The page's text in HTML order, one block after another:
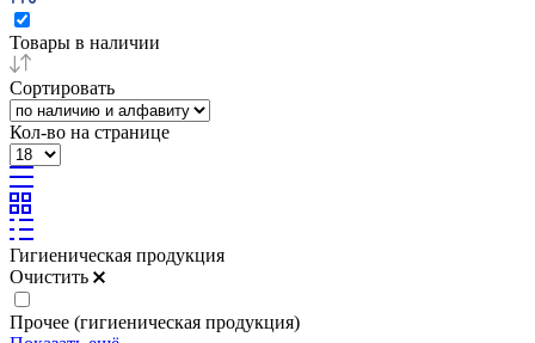
Товары в наличии
Сортировать
Кол-во на странице
Гигиеническая продукция
Очистить
Прочее (гигиеническая продукция)